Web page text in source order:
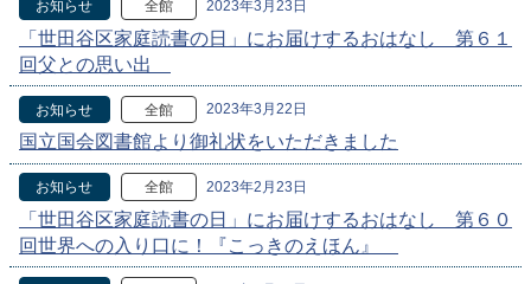
お知らせ 全館 2023年3月23日
「世田谷区家庭読書の日」にお届けするおはなし 第６１
回父との思い出
お知らせ 全館 2023年3月22日
国立国会図書館より御礼状をいただきました
お知らせ 全館 2023年2月23日
「世田谷区家庭読書の日」にお届けするおはなし 第６０
回世界への入り口に！『こっきのえほん』